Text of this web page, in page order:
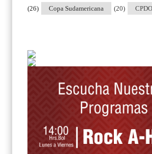
Copa Sudamericana
(26) CPDO
(20)